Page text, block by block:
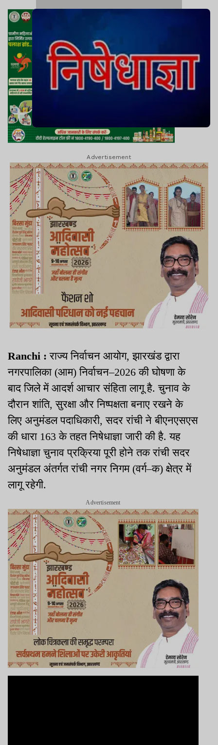
Advertisement
Ranchi :राज्य निर्वाचन आयोग, झारखंड द्वारा
नगरपालिका (आम) निर्वाचन–2026 की घोषणा के
बाद जिले में आदर्श आचार संहिता लागू है. चुनाव के
दौरान शांति, सुरक्षा और निष्पक्षता बनाए रखने के
लिए अनुमंडल पदाधिकारी, सदर रांची ने बीएनएसएस
की धारा 163 के तहत निषेधाज्ञा जारी की है. यह
निषेधाज्ञा चुनाव प्रक्रिया पूरी होने तक रांची सदर
अनुमंडल अंतर्गत रांची नगर निगम (वर्ग–क) क्षेत्र में
लागू रहेगी.
Advertisement